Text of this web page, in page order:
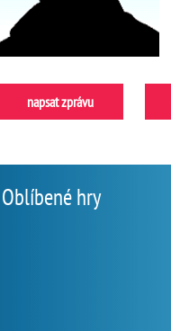
napsat zprávu
Oblíbené hry